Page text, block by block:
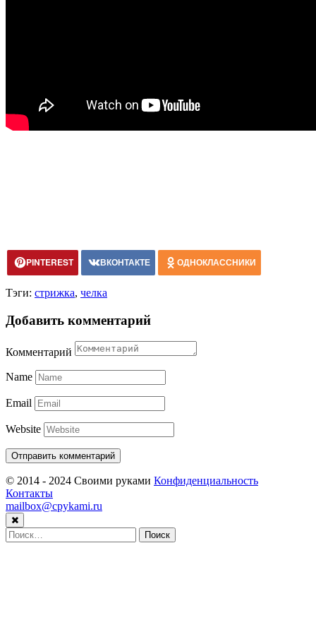
PINTEREST ВКОНТАКТЕ ОДНОКЛАССНИКИ
Тэги: стрижка, челка
Добавить комментарий
Комментарий
Name
Email
Website
© 2014 - 2024 Своими руками Конфиденциальность
Контакты
mailbox@cpykami.ru
Найти: